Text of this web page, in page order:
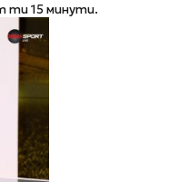
ти 15 минути.